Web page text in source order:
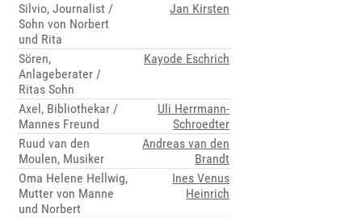
Silvio, Journalist /
Sohn von Norbert
und Rita
Jan Kirsten
Sören,
Anlageberater /
Ritas Sohn
Kayode Eschrich
Axel, Bibliothekar /
Mannes Freund
Uli Herrmann-
Schroedter
Ruud van den
Moulen, Musiker
Andreas van den
Brandt
Oma Helene Hellwig,
Mutter von Manne
und Norbert
Ines Venus
Heinrich